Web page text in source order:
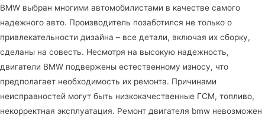
BMW выбран многими автомобилистами в качестве самого
надежного авто. Производитель позаботился не только о
привлекательности дизайна – все детали, включая их сборку,
сделаны на совесть. Несмотря на высокую надежность,
двигатели BMW подвержены естественному износу, что
предполагает необходимость их ремонта. Причинами
неисправностей могут быть низкокачественные ГСМ, топливо,
некорректная эксплуатация. Ремонт двигателя bmw невозможен